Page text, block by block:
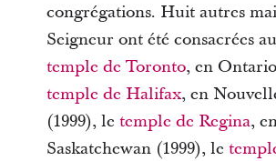
congrégations. Huit autres
Seigneur ont été consacrées
temple de Toronto, en
temple de Halifax, en
(1999), le temple de Regina,
Saskatchewan (1999), le